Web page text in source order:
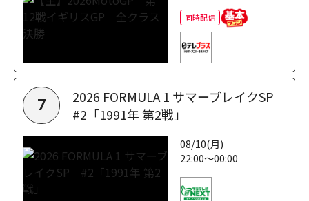
同時配信
7
2026 FORMULA 1 サマーブレイクSP
#2「1991年 第2戦」
08/10(月)
22:00～00:00